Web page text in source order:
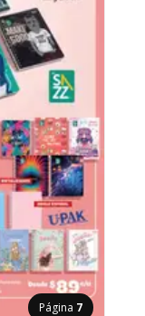
Página 7